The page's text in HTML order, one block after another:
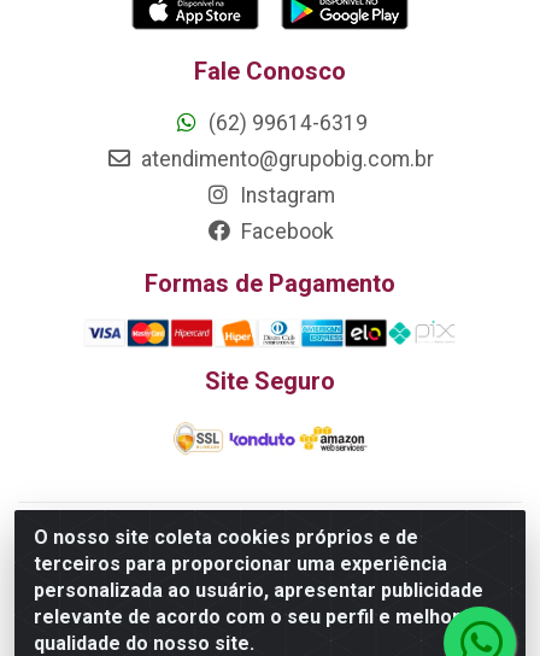
O nosso site coleta cookies próprios e de
terceiros para proporcionar uma experiência
personalizada ao usuário, apresentar publicidade
relevante de acordo com o seu perfil e melhorar a
qualidade do nosso site.
Fale Conosco
(62) 99614-6319
atendimento@grupobig.com.br
Instagram
Facebook
Formas de Pagamento
Site Seguro
Edn Utilidades Domésticas Importação e Exportação LTDA - R.
Edmundo Pinto da Cunha, LT APM 06, N 133 - Res. Luiza
Monteiro, Trindade - GO, 75385-000 - CNPJ
20.758.851.0045/26